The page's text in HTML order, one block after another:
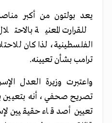
يعد بولتون من أكبر
للقرارت المعنية
الفلسطينية، لذا كان
ترامب بشأن تعيينه.
واعتبرت وزيرة العدل
تصريح صحفي، أنه بتعيين
تعيين أصدقاء حقيقيين